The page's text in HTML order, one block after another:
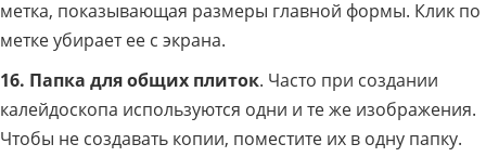
метка, показывающая размеры главной формы. Клик по
метке убирает ее с экрана.
16. Папка для общих плиток. Часто при создании
калейдоскопа используются одни и те же изображения.
Чтобы не создавать копии, поместите их в одну папку.